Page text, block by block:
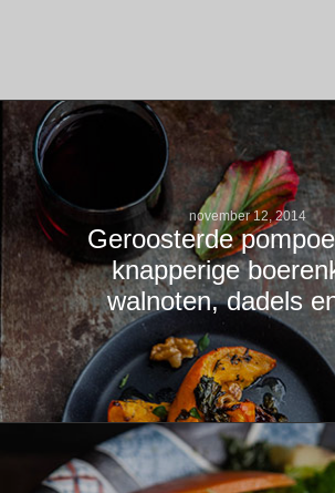
november 12, 2014
Geroosterde
knapperige
walnoten, dadels